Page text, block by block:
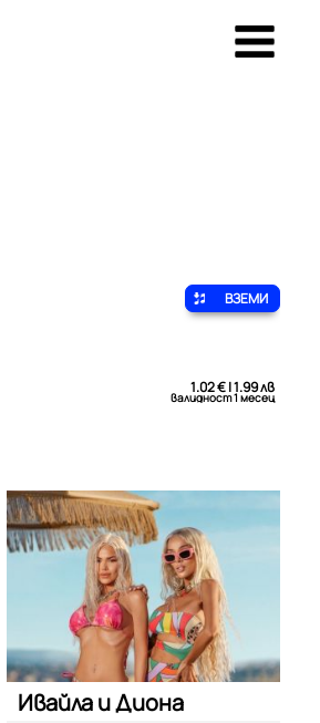
ВЗЕМИ
1.02 € | 1.99 лв
валидност 1 месец
Ивайла и Диона